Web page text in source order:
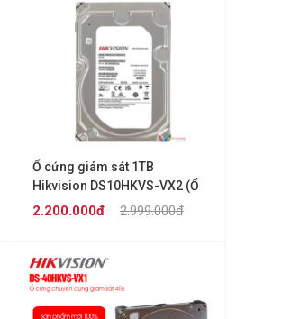
Ổ cứng giám sát 1TB
Hikvision DS10HKVS-VX2 (Ổ
2.5 inch)
2.999.000đ
2.200.000đ